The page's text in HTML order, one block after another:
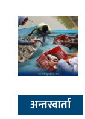
अन्तरवार्ता